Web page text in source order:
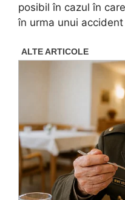
posibil în cazul în
în urma unui